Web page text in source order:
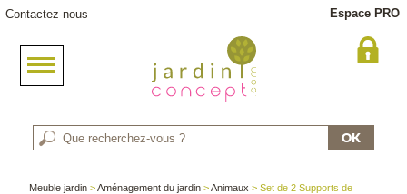
Contactez-nous Espace PRO
Meuble jardin >Aménagement du jardin >Animaux > Set de 2 Supports de